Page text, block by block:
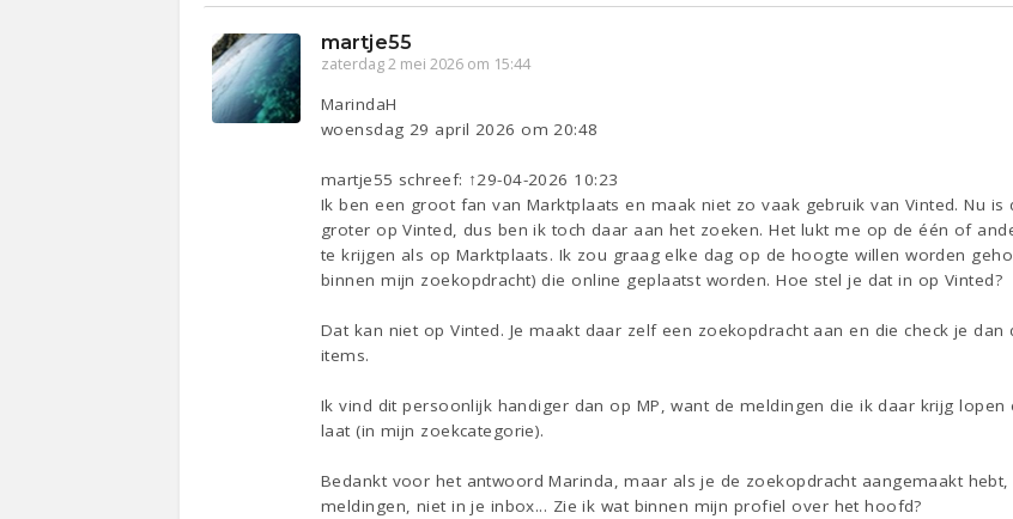
martje55
zaterdag 2 mei 2026 om 15:44
MarindaH
woensdag 29 april 2026 om 20:48
martje55 schreef: ↑29-04-2026 10:23
Ik ben een groot fan van Marktplaats en maak niet zo vaak gebruik van Vinted. Nu
groter op Vinted, dus ben ik toch daar aan het zoeken. Het lukt me op de één of
te krijgen als op Marktplaats. Ik zou graag elke dag op de hoogte willen worden
binnen mijn zoekopdracht) die online geplaatst worden. Hoe stel je dat in op Vinted?
Dat kan niet op Vinted. Je maakt daar zelf een zoekopdracht aan en die check je
items.
Ik vind dit persoonlijk handiger dan op MP, want de meldingen die ik daar krijg
laat (in mijn zoekcategorie).
Bedankt voor het antwoord Marinda, maar als je de zoekopdracht aangemaakt
meldingen, niet in je inbox... Zie ik wat binnen mijn profiel over het hoofd?